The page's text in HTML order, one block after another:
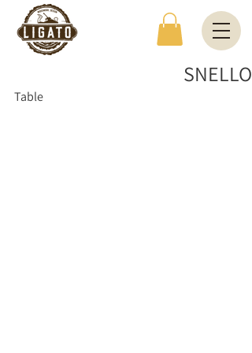
SNELLO
Table